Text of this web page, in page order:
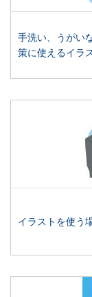
手洗い、うがい
策に使えるイラ
イラストを使う